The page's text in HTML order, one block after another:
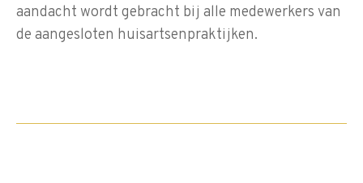
aandacht wordt gebracht bij alle medewerkers van
de aangesloten huisartsenpraktijken.